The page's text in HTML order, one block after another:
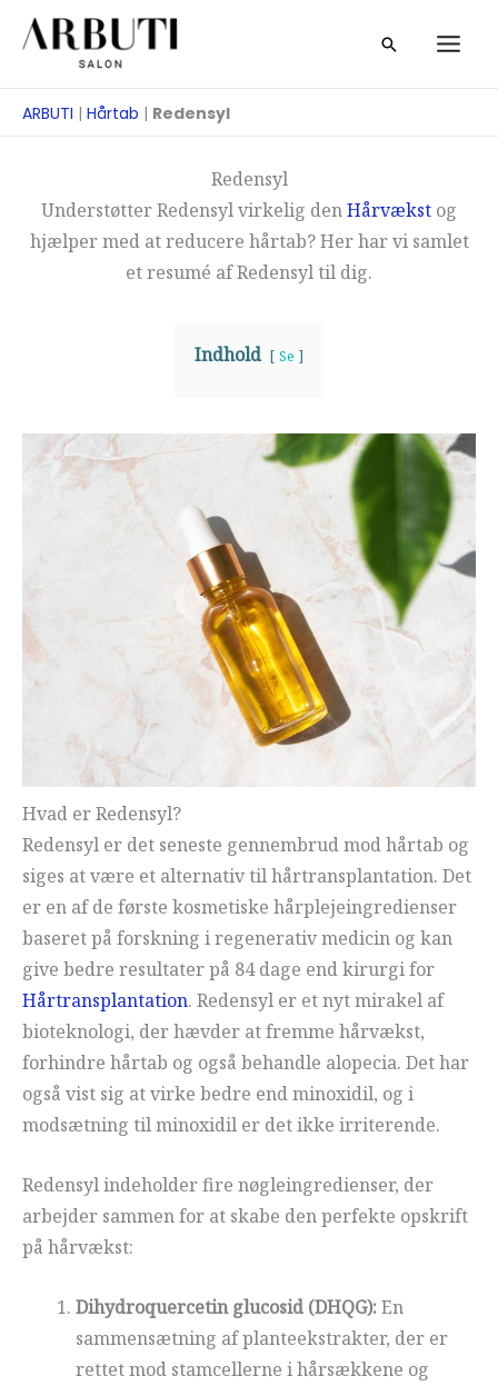
Søg
ARBUTI | Hårtab | Redensyl
Redensyl
Understøtter Redensyl virkelig denHårvækst og
hjælper med at reducere hårtab? Her har vi samlet
et resumé af Redensyl til dig.
Indhold Se
Hvad er Redensyl?
Redensyl er det seneste gennembrud mod hårtab og
siges at være et alternativ til hårtransplantation. Det
er en af de første kosmetiske hårplejeingredienser
baseret på forskning i regenerativ medicin og kan
give bedre resultater på 84 dage end kirurgi for
Hårtransplantation. Redensyl er et nyt mirakel af
bioteknologi, der hævder at fremme hårvækst,
forhindre hårtab og også behandle alopecia. Det har
også vist sig at virke bedre end minoxidil, og i
modsætning til minoxidil er det ikke irriterende.
Redensyl indeholder fire nøgleingredienser, der
arbejder sammen for at skabe den perfekte opskrift
på hårvækst:
Dihydroquercetin glucosid (DHQG): En
sammensætning af planteekstrakter, der er
rettet mod stamcellerne i hårsækkene og